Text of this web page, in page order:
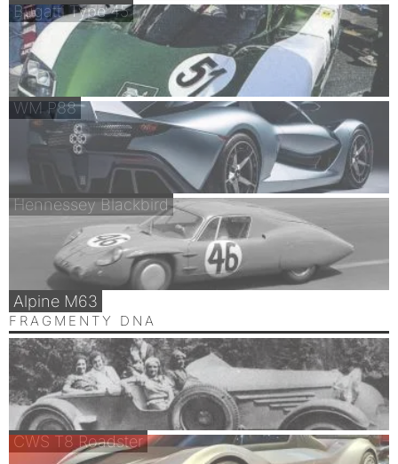
Bugatti Type 45
WM P88
Hennessey Blackbird
Alpine M63
FRAGMENTY DNA
CWS T8 Roadster